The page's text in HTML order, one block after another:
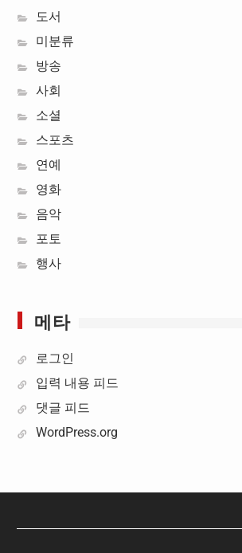
도서
미분류
방송
사회
소셜
스포츠
연예
영화
음악
포토
행사
메타
로그인
입력 내용 피드
댓글 피드
WordPress.org